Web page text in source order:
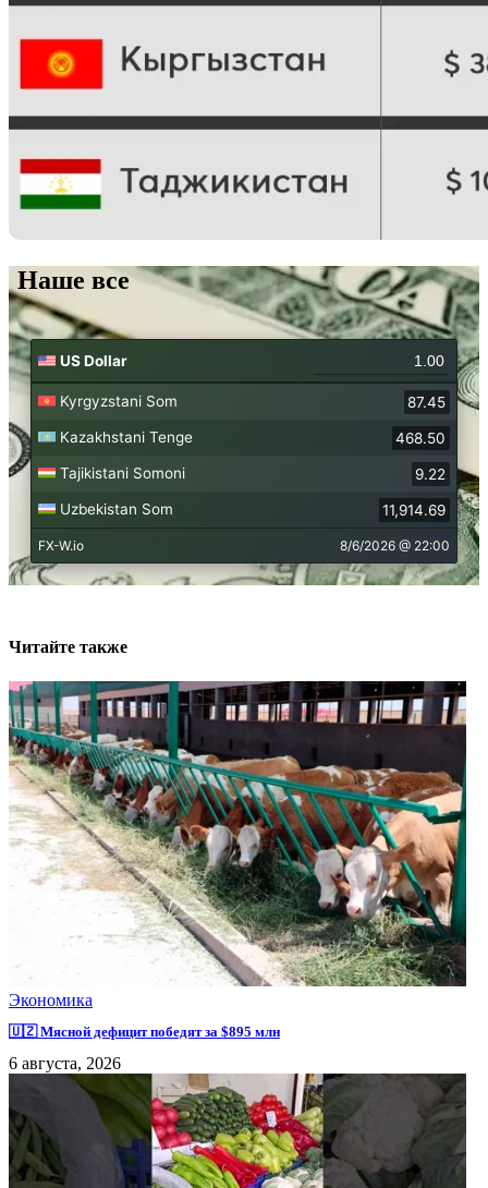
Наше все
Читайте также
Экономика
🇺🇿 Мясной дефицит победят за $895 млн
6 августа, 2026